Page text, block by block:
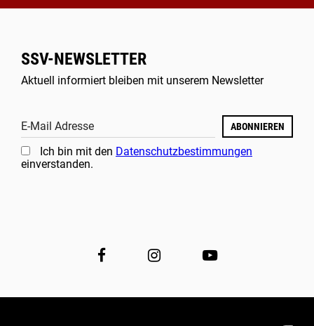
SSV-NEWSLETTER
Aktuell informiert bleiben mit unserem Newsletter
E-Mail Adresse ABONNIEREN
Ich bin mit den Datenschutzbestimmungen
einverstanden.